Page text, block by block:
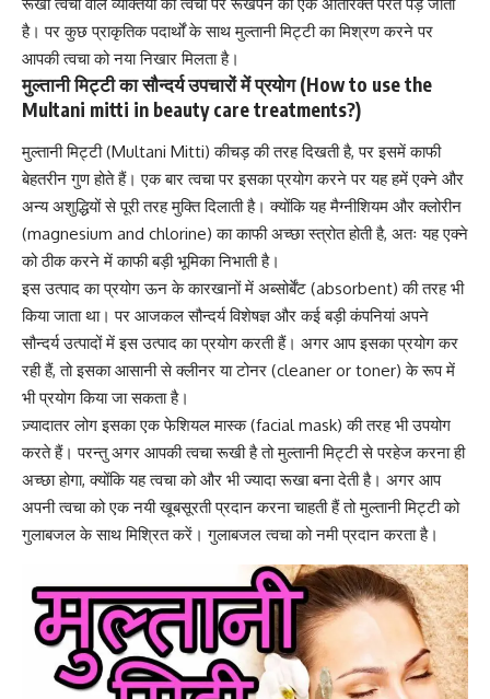
रूखी त्वचा वाले व्यक्तियों की त्वचा पर रूखेपन की एक अतिरिक्त परत पड़ जाती
है। पर कुछ प्राकृतिक पदार्थों के साथ मुल्तानी मिट्टी का मिश्रण करने पर
आपकी त्वचा को नया निखार मिलता है।
मुल्तानी मिट्टी का सौन्दर्य उपचारों में प्रयोग (How to use the
Multani mitti in beauty care treatments?)
मुल्तानी मिट्टी (Multani Mitti) कीचड़ की तरह दिखती है, पर इसमें काफी
बेहतरीन गुण होते हैं। एक बारत्वचा पर इसका प्रयोग करने परयह हमें एक्ने और
अन्य अशुद्धियों से पूरी तरह मुक्ति दिलाती है। क्योंकि यह मैग्नीशियम और क्लोरीन
(magnesium and chlorine) का काफी अच्छा स्त्रोत होती है, अतः यह एक्ने
को ठीक करने में काफी बड़ी भूमिका निभाती है।
इस उत्पाद का प्रयोग ऊन के कारखानों में अब्सोर्बेंट (absorbent) की तरह भी
किया जाता था। पर आजकल सौन्दर्य विशेषज्ञ और कई बड़ी कंपनियां अपने
सौन्दर्य उत्पादों में इस उत्पाद का प्रयोग करती हैं। अगर आप इसका प्रयोग कर
रही हैं, तो इसका आसानी से क्लीनर या टोनर (cleaner or toner) के रूप में
भी प्रयोग किया जा सकता है।
ज़्यादातर लोग इसका एकफेशियल मास्क (facial mask) की तरह भी उपयोग
करते हैं। परन्तु अगर आपकी त्वचा रूखी है तो मुल्तानी मिट्टी से परहेज करना ही
अच्छा होगा, क्योंकि यह त्वचा को और भी ज्यादा रूखा बना देती है। अगर आप
अपनी त्वचा को एक नयी खूबसूरती प्रदान करना चाहती हैं तो मुल्तानी मिट्टी को
गुलाबजल के साथ मिश्रित करें। गुलाबजल त्वचा को नमी प्रदान करता है।